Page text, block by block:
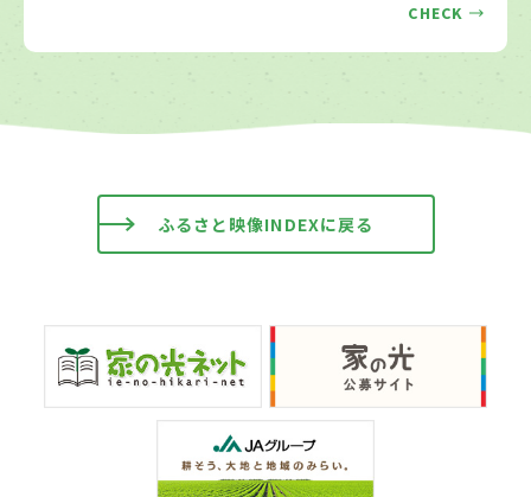
CHECK
ふるさと映像INDEXに戻る